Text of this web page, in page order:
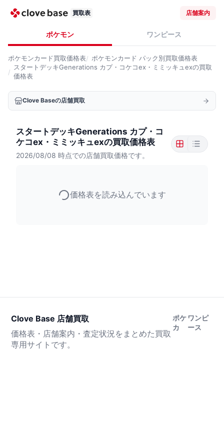
買取表 店舗案内
ポケモン ワンピース
ポケモンカード買取価格表 ポケモンカード パック別買取価格表
スタートデッキGenerations カプ・コケコex・ミミッキュexの買取
価格表
Clove Baseの店舗買取
スタートデッキGenerations カプ・コ
ケコex・ミミッキュexの買取価格表
2026/08/08 時点での店舗買取価格です。
価格表を読み込んでいます
Clove Base 店舗買取
価格表・店舗案内・査定状況をまとめた買取
専用サイトです。
ポケ
カ
ワンピ
ース